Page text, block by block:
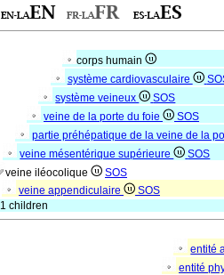
corps humain
système cardiovasculaire
système veineux
SOS
veine de la porte du foie
SOS
partie préhépatique de la veine de la
veine mésentérique supérieure
SOS
veine iléocolique
SOS
veine appendiculaire
SOS
1 children
entité
entité